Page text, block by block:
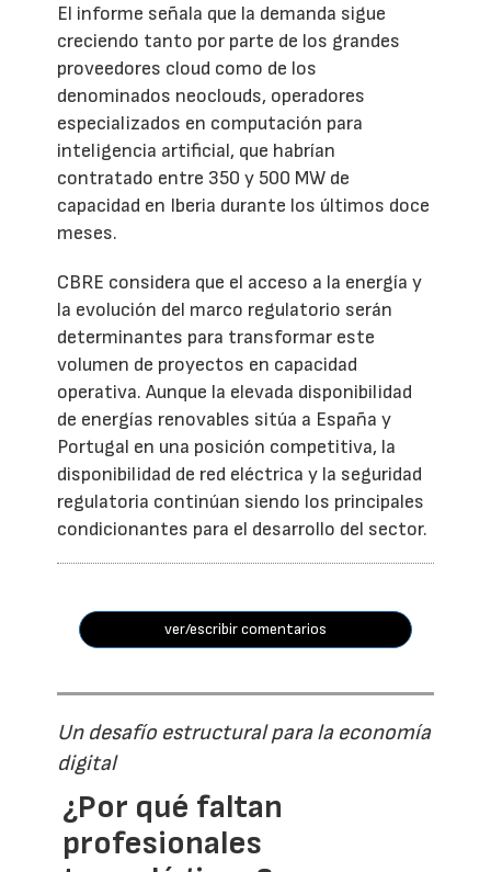
El informe señala que la demanda sigue
creciendo tanto por parte de los grandes
proveedores cloud como de los
denominados neoclouds, operadores
especializados en computación para
inteligencia artificial, que habrían
contratado entre 350 y 500 MW de
capacidad en Iberia durante los últimos doce
meses.
CBRE considera que el acceso a la energía y
la evolución del marco regulatorio serán
determinantes para transformar este
volumen de proyectos en capacidad
operativa. Aunque la elevada disponibilidad
de energías renovables sitúa a España y
Portugal en una posición competitiva, la
disponibilidad de red eléctrica y la seguridad
regulatoria continúan siendo los principales
condicionantes para el desarrollo del sector.
ver/escribir comentarios
Un desafío estructural para la economía
digital
¿Por qué faltan
profesionales